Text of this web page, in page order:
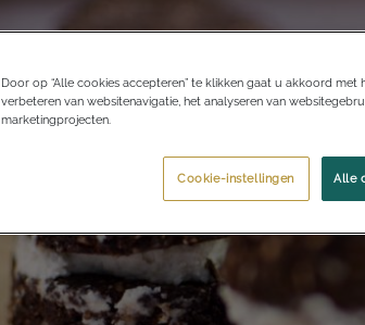
Door op “Alle cookies accepteren” te klikken gaat u akkoord
verbeteren van websitenavigatie, het analyseren van
marketingprojecten.
Alle
Cookie-instellingen